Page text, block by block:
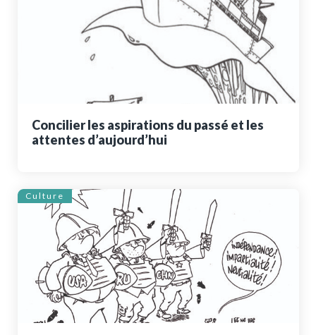
Concilier les aspirations du passé et les
attentes d’aujourd’hui
Culture